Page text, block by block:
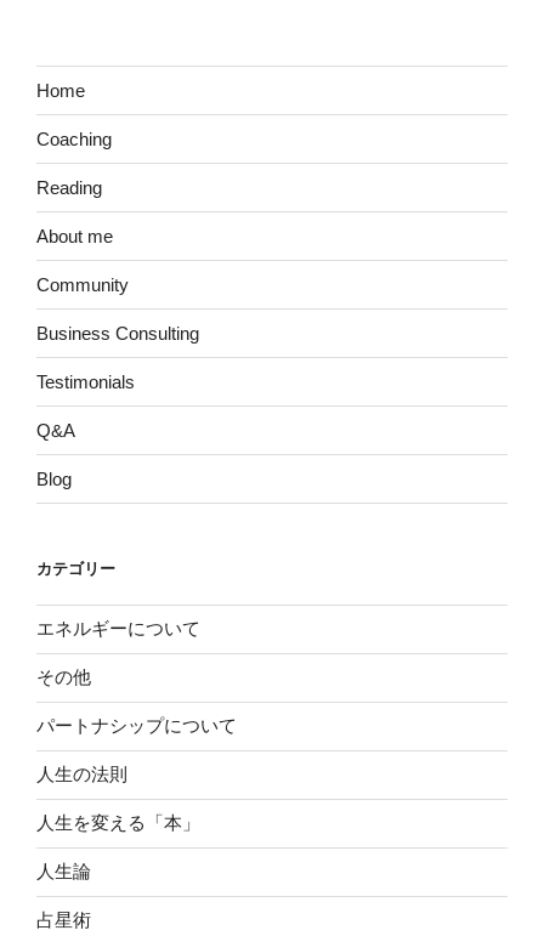
Home
Coaching
Reading
About me
Community
Business Consulting
Testimonials
Q&A
Blog
カテゴリー
エネルギーについて
その他
パートナシップについて
人生の法則
人生を変える「本」
人生論
占星術